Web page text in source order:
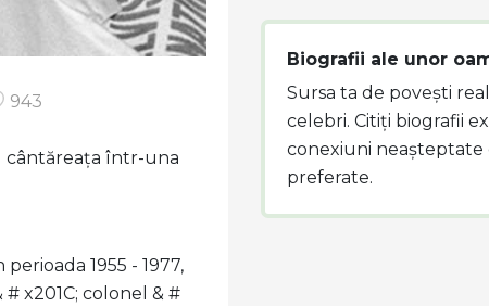
943
cântăreața într-una
1955 - 1977,
x201C; colonel & #
Biografii ale unor
Sursa ta de povești
celebri. Citiți biografii
conexiuni
preferate.